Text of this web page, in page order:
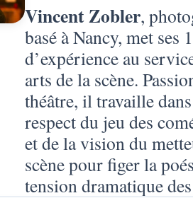
Vincent Zobler,
basé à Nancy, met ses
d’expérience au
arts de la scène.
théâtre, il travaille
respect du jeu des
et de la vision du
scène pour figer la
tension dramatique